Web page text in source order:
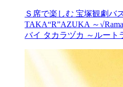
Ｓ席で楽しむ 宝塚観劇
TAKA“R”AZUKA ～
バイ タカラヅカ ～ルート